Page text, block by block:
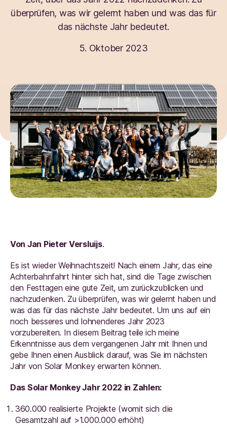
überprüfen, was wir gelernt haben und was das für
das nächste Jahr bedeutet.
5. Oktober 2023
Von Jan Pieter Versluijs.
Es ist wieder Weihnachtszeit! Nach einem Jahr, das eine
Achterbahnfahrt hinter sich hat, sind die Tage zwischen
den Festtagen eine gute Zeit, um zurückzublicken und
nachzudenken. Zu überprüfen, was wir gelernt haben und
was das für das nächste Jahr bedeutet. Um uns auf ein
noch besseres und lohnenderes Jahr 2023
vorzubereiten. In diesem Beitrag teile ich meine
Erkenntnisse aus dem vergangenen Jahr mit Ihnen und
gebe Ihnen einen Ausblick darauf, was Sie im nächsten
Jahr von Solar Monkey erwarten können.
Das Solar Monkey Jahr 2022 in Zahlen:
360.000 realisierte Projekte (womit sich die
Gesamtzahl auf >1.000.000 erhöht)